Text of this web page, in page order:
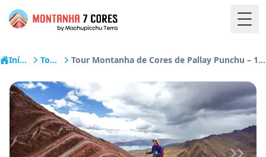
Início Tours Tour Montanha de Cores de Pallay Punchu – 1 dia